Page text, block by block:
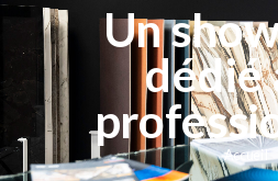
Un
dédié
Accueil